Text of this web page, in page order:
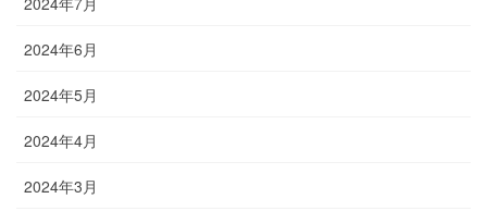
2024年6月
2024年5月
2024年4月
2024年3月